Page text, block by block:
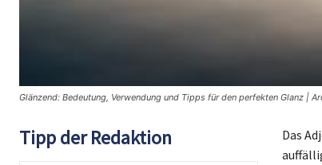
Glänzend: Bedeutung, Verwendung und Tipps für den perfekten Glanz |
Tipp der Redaktion
Das